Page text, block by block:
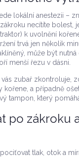
lokální anestezii –
necítíte bolest,
k uvolnění
trvá jen několik
může být nutná
menší řezu v dásni.
zubař zkontroluje,
kořene, a případně
tampon, který
po zákroku
tlak, otok a